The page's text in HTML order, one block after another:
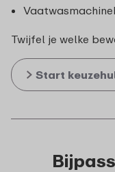
Twijfel je welke
Start